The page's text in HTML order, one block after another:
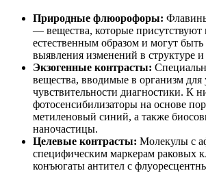
Природные флюорофоры:
— вещества, которые присутствуют
естественным образом и могут
выявления изменений в структуре и
Экзогенные контрасты:
вещества, вводимые в организм для
чувствительности диагностики. К
фотосенсибилизаторы на основе
метиленовый синий, а также
наночастицы.
Целевые контрасты: Молекулы с
специфическим маркерам раковых
конъюгаты антител с